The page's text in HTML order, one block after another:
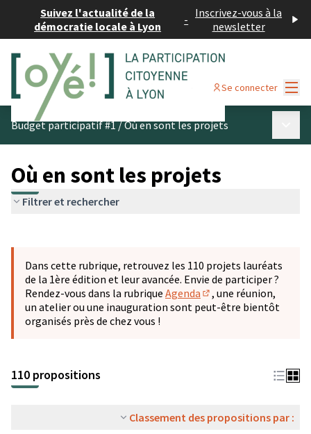
Suivez l'actualité de la
démocratie locale à Lyon
- Inscrivez-vous à la
newsletter
Se connecter
Budget participatif #1/Où en sont les projets
Où en sont les projets
Filtrer et rechercher
−
Dans cette rubrique, retrouvez les 110 projets lauréats
de la 1ère édition et leur avancée. Envie de participer ?
Rendez-vous dans la rubrique Agenda
(S'ouvre dans un
, une réunion,
un atelier ou une inauguration sont peut-être bientôt
organisés près de chez vous !
110 propositions
Classement des propositions par :